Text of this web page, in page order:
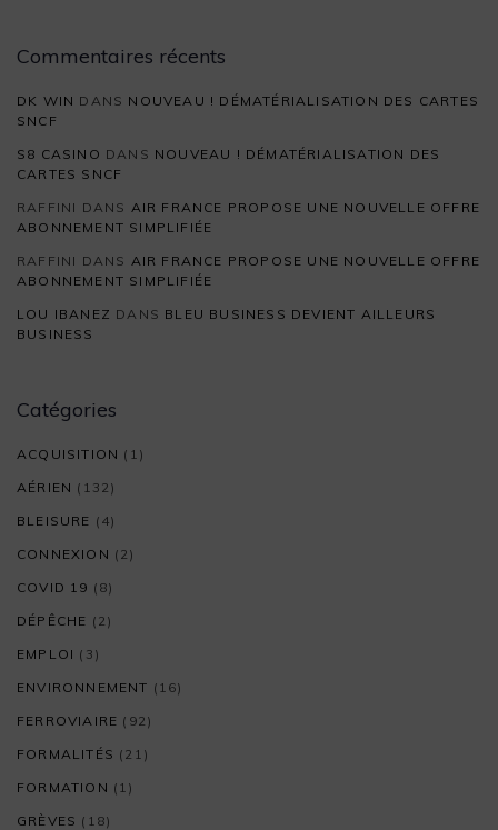
Commentaires récents
DK WIN DANS NOUVEAU ! DÉMATÉRIALISATION DES CARTES
SNCF
S8 CASINO DANS NOUVEAU ! DÉMATÉRIALISATION DES
CARTES SNCF
RAFFINI DANS AIR FRANCE PROPOSE UNE NOUVELLE OFFRE
ABONNEMENT SIMPLIFIÉE
RAFFINI DANS AIR FRANCE PROPOSE UNE NOUVELLE OFFRE
ABONNEMENT SIMPLIFIÉE
LOU IBANEZ DANS BLEU BUSINESS DEVIENT AILLEURS
BUSINESS
Catégories
ACQUISITION (1)
AÉRIEN (132)
BLEISURE (4)
CONNEXION (2)
COVID 19 (8)
DÉPÊCHE (2)
EMPLOI (3)
ENVIRONNEMENT (16)
FERROVIAIRE (92)
FORMALITÉS (21)
FORMATION (1)
GRÈVES (18)